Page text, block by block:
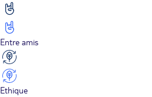
Entre amis
Ethique